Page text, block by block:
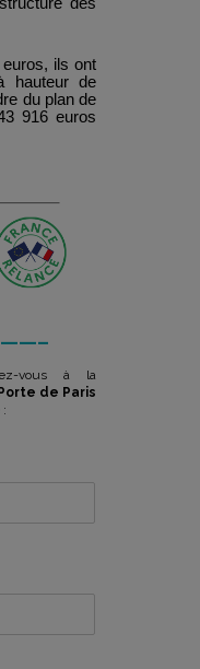
euros, ils ont
hauteur de
du plan de
916 euros
vous à la
de Paris